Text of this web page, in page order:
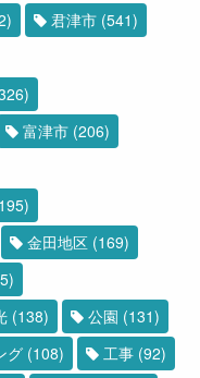
君津市 (541)
富津市 (206)
金田地区 (169)
(138) 公園 (131)
グ (108) 工事 (92)